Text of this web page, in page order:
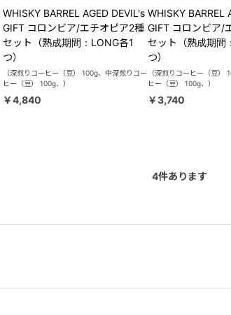
WHISKY BARREL AGED DEVIL's
GIFT コロンビア/エチオピア2種
セット（熟成期間：LONG各1
つ）
（深煎りコーヒー（豆） 100g、中深煎りコー
ヒー（豆） 100g、）
￥4,840
WHISKY BARREL
GIFT コロンビア/
セット（熟成期間
つ）
（深煎りコーヒー（豆）
ヒー（豆） 100g、）
￥3,740
4件あります